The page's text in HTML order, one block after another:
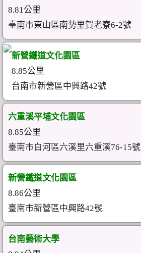
8.81公里
臺南市東山區南勢里賀老寮6-2號
新營鐵道文化園區
8.85公里
台南市新營區中興路42號
六重溪平埔文化園區
8.85公里
臺南市白河區六溪里六重溪76-15號
新營鐵道文化園區
8.86公里
臺南市新營區中興路42號
台南藝術大學